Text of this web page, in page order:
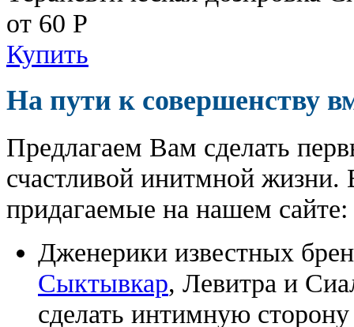
от 60 Р
Купить
На пути к совершенству
Предлагаем Вам сделать
счастливой инитмной жизни.
придагаемые на нашем сайте:
Дженерики известных
Сыктывкар, Левитра и
сделать интимную